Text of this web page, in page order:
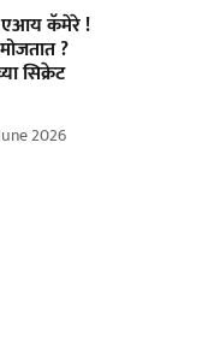
कॅमेरे !
?
सिक्रेट
2026